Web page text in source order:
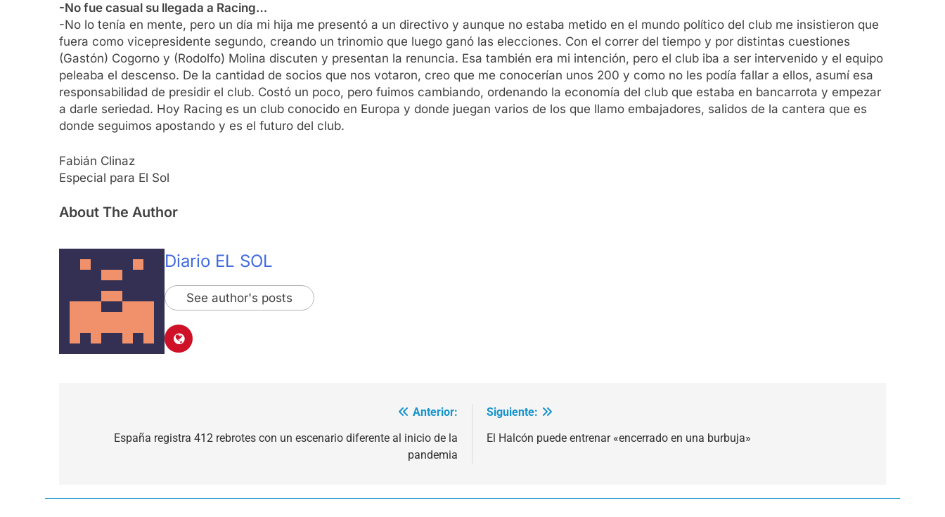
-No fue casual su llegada a Racing…
-No lo tenía en mente, pero un día mi hija me presentó a un directivo y aunque no estaba metido en el mundo político del club me insistieron que
fuera como vicepresidente segundo, creando un trinomio que luego ganó las elecciones. Con el correr del tiempo y por distintas cuestiones
(Gastón) Cogorno y (Rodolfo) Molina discuten y presentan la renuncia. Esa también era mi intención, pero el club iba a ser intervenido y el equipo
peleaba el descenso. De la cantidad de socios que nos votaron, creo que me conocerían unos 200 y como no les podía fallar a ellos, asumí esa
responsabilidad de presidir el club. Costó un poco, pero fuimos cambiando, ordenando la economía del club que estaba en bancarrota y empezar
a darle seriedad. Hoy Racing es un club conocido en Europa y donde juegan varios de los que llamo embajadores, salidos de la cantera que es
donde seguimos apostando y es el futuro del club.
Fabián Clinaz
Especial para El Sol
About The Author
Diario EL SOL
See author's posts
Anterior:
España registra 412 rebrotes con un escenario diferente al inicio de la
pandemia
Siguiente:
El Halcón puede entrenar «encerrado en una burbuja»